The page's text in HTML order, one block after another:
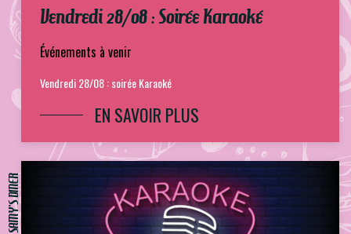
Vendredi 28/08 : Soirée Karaoké
Événements à venir
Vendredi 28/08 : soirée Karaoké
EN SAVOIR PLUS
SAMY'S DINER